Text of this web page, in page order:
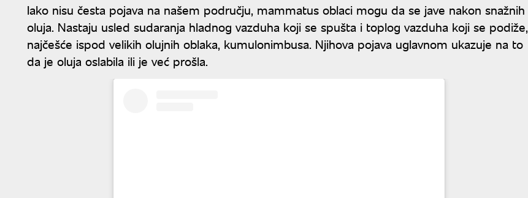
Iako nisu česta pojava na našem području, mammatus oblaci mogu da se jave nakon snažnih
oluja. Nastaju usled sudaranja hladnog vazduha koji se spušta i toplog vazduha koji se podiže,
najčešće ispod velikih olujnih oblaka, kumulonimbusa. Njihova pojava uglavnom ukazuje na to
da je oluja oslabila ili je već prošla.